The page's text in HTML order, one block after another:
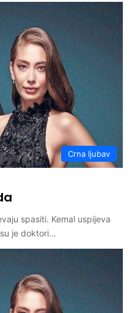
Crna ljubav
spasiti. Kemal uspijeva
je doktori…